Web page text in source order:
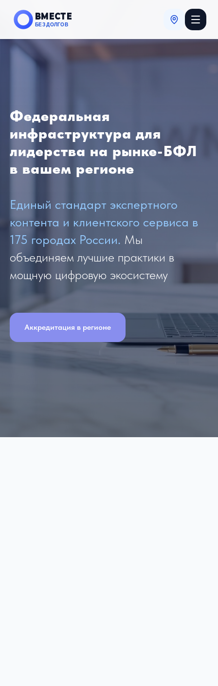
ВМЕСТЕ
БЕЗ ДОЛГОВ
Федеральная
инфраструктура для
лидерства на рынке-БФЛ
в вашем регионе
Единый стандарт экспертного
контента и клиентского сервиса в
175 городах России. Мы
объединяем лучшие практики в
мощную цифровую экосистему
Аккредитация в регионе